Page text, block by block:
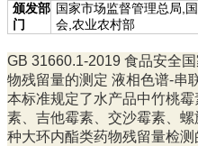
颁发部
门
国家市场监督管理总局,
会,农业农村部
GB 31660.1-2019 食品安全
物残留量的测定 液相色谱-串
本标准规定了水产品中竹桃
素、吉他霉素、交沙霉素、
种大环内酯类药物残留量检